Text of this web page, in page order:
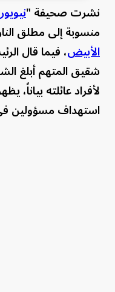
نشرت صحيفة "
منسوبة إلى مطلق
الأبيض، فيما قال
شقيق المتهم أبلغ
لأفراد عائلته بياناً،
استهداف مسؤولين في